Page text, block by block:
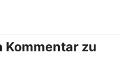
Kommentar zu